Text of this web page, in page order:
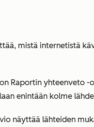
mistä internetistä
Raportin yhteenveto -
enintään kolme
näyttää lähteiden